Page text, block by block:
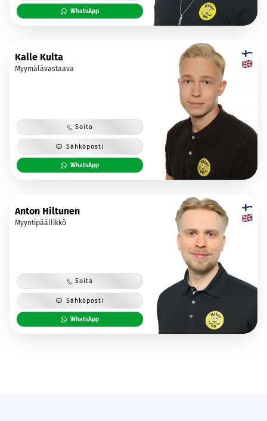
WhatsApp
Kalle Kulta
Myymälävastaava
Soita
Sähköposti
WhatsApp
Anton Hiltunen
Myyntipäällikkö
Soita
Sähköposti
WhatsApp